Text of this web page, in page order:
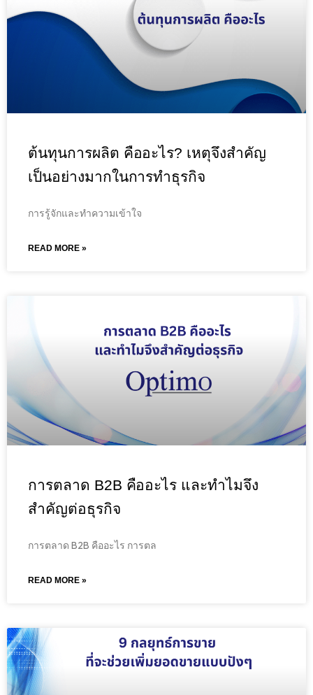
ต้นทุนการผลิต คืออะไร? เหตุจึงสำคัญ
เป็นอย่างมากในการทำธุรกิจ
การรู้จักและทำความเข้าใจ
READ MORE »
การตลาด B2B คืออะไร และทำไมจึง
สำคัญต่อธุรกิจ
การตลาด B2B คืออะไร การตล
READ MORE »